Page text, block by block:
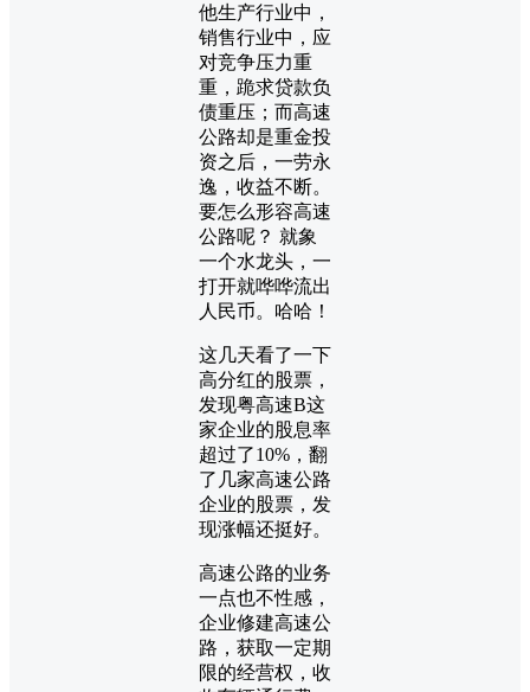
他生产行业中，
销售行业中，应
对竞争压力重
重，跪求贷款负
债重压；而高速
公路却是重金投
资之后，一劳永
逸，收益不断。
要怎么形容高速
公路呢？ 就象
一个水龙头，一
打开就哗哗流出
人民币。哈哈！
这几天看了一下
高分红的股票，
发现粤高速B这
家企业的股息率
超过了10%，翻
了几家高速公路
企业的股票，发
现涨幅还挺好。
高速公路的业务
一点也不性感，
企业修建高速公
路，获取一定期
限的经营权，收